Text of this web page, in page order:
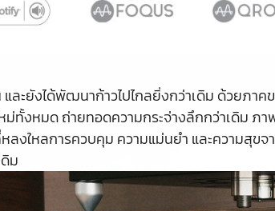
ละยังได้พัฒนาก้าวไปไกลยิ่งกว่าเดิม ด้วยภา
หม่ทั้งหมด ถ่ายทอดความกระจ่างลึกกว่าเดิม ภ
ใหลการควบคุม ความแม่นยำ และความสุขจ
ม